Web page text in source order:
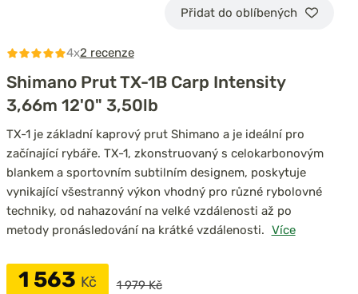
Přidat do oblíbených
4x2 recenze
Shimano Prut TX-1B Carp Intensity
3,66m 12'0" 3,50lb
TX-1 je základní kaprový prut Shimano a je ideální pro
začínající rybáře. TX-1, zkonstruovaný s celokarbonovým
blankem a sportovním subtilním designem, poskytuje
vynikající všestranný výkon vhodný pro různé rybolovné
techniky, od nahazování na velké vzdálenosti až po
metody pronásledování na krátké vzdálenosti. Více
1 563 Kč
1 979 Kč